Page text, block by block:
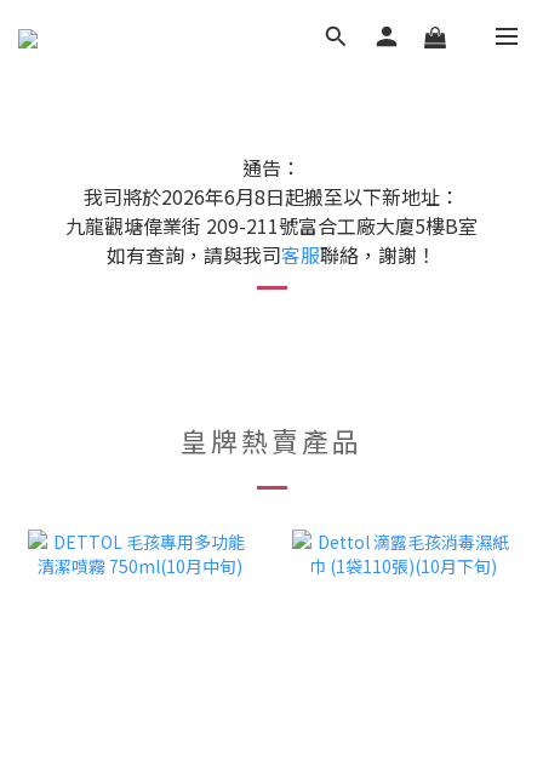
通告：
我司將於2026年6月8日起搬至以下新地址：
九龍觀塘偉業街 209-211號富合工廠大廈5樓B室
如有查詢，請與我司客服聯絡，謝謝！
皇牌熱賣產品